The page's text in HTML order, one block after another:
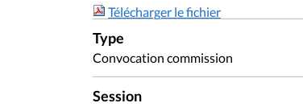
Télécharger le fichier
Type
Convocation commission
Session